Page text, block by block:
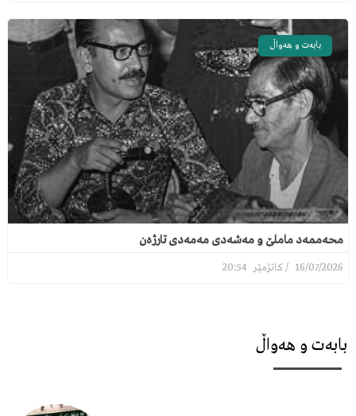
بابەت و هەواڵ
محەممەد ماملێ و مەشەدی مەمەدی تارژەن
16/07/2026
بابەت و هەواڵ